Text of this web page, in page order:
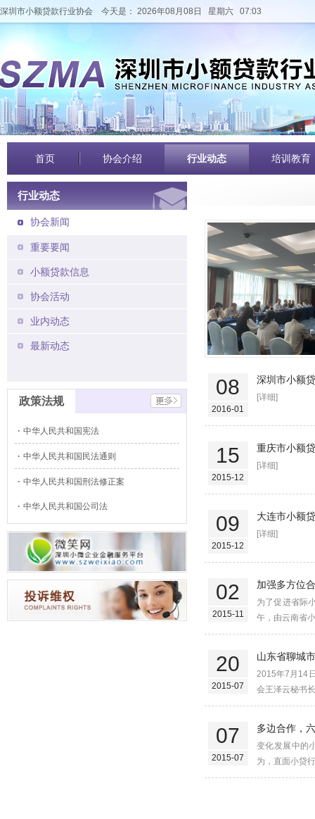
深圳市小额贷款行业协会 今天是： 2026年08月08日 星期六 07:03
首页 协会介绍 行业动态 培训教育
行业动态
协会新闻
重要要闻
小额贷款信息
协会活动
业内动态
最新动态
政策法规
中华人民共和国宪法
中华人民共和国民法通则
中华人民共和国刑法修正案
中华人民共和国公司法
08
2016-01
深圳市小额
[详细]
15
2015-12
重庆市小额
[详细]
09
2015-12
大连市小额
[详细]
02
2015-11
加强多方位
为了促进省际
午，由云南省
20
2015-07
山东省聊城
2015年7月14
会王泽云秘书
07
2015-07
多边合作，
变化发展中的
为，直面小贷